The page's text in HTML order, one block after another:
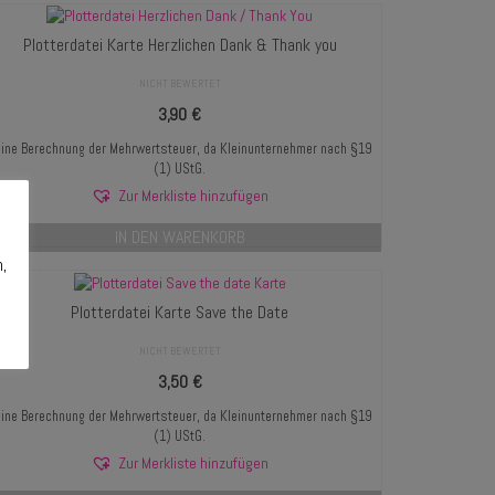
Plotterdatei Karte Herzlichen Dank & Thank you
3,90 €
Berechnung der Mehrwertsteuer, da Kleinunternehmer nach §19
(1) UStG.
Zur Merkliste hinzufügen
IN DEN WARENKORB
Plotterdatei Karte Save the Date
3,50 €
Berechnung der Mehrwertsteuer, da Kleinunternehmer nach §19
(1) UStG.
Zur Merkliste hinzufügen